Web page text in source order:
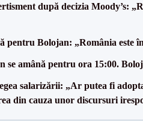
după decizia Moody’s:
pentru Bolojan: „România este
se amână pentru ora 15:00.
salarizării: „Ar putea fi
din cauza unor discursuri